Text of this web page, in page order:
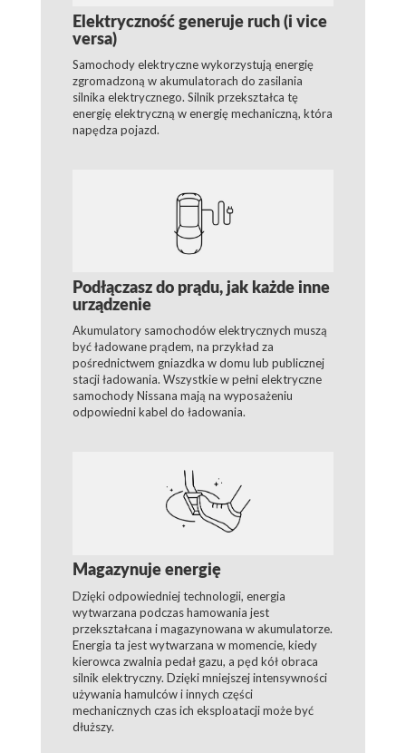
Elektryczność generuje ruch (i vice
versa)
Samochody elektryczne wykorzystują energię
zgromadzoną w akumulatorach do zasilania
silnika elektrycznego. Silnik przekształca tę
energię elektryczną w energię mechaniczną, która
napędza pojazd.
Podłączasz do prądu, jak każde inne
urządzenie
Akumulatory samochodów elektrycznych muszą
być ładowane prądem, na przykład za
pośrednictwem gniazdka w domu lub publicznej
stacji ładowania. Wszystkie w pełni elektryczne
samochody Nissana mają na wyposażeniu
odpowiedni kabel do ładowania.
Magazynuje energię
Dzięki odpowiedniej technologii, energia
wytwarzana podczas hamowania jest
przekształcana i magazynowana w akumulatorze.
Energia ta jest wytwarzana w momencie, kiedy
kierowca zwalnia pedał gazu, a pęd kół obraca
silnik elektryczny. Dzięki mniejszej intensywności
używania hamulców i innych części
mechanicznych czas ich eksploatacji może być
dłuższy.